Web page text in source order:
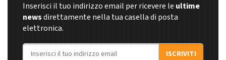
Inserisci il tuo indirizzo email per ricevere le ultime
newsdirettamente nella tua casella di posta
elettronica.
Indirizzo email
ISCRIVITI